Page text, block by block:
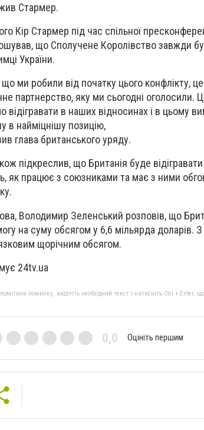
Стармер.
Кір Стармер під час спільної
що Сполучене Королівство завжди
України.
ми робили від початку цього конфлікту,
партнерство, яку ми сьогодні оголосили.
відігравати в наших відносинах і в цьому
в найміцнішу позицію,
глава британського уряду.
підкреслив, що Британія буде
як працює з союзниками та має з ними
Володимир Зеленський розповів, що
на суму обсягом у 6,6 мільярда доларів.
щорічним обсягом.
24tv.uа
помилку, виділіть необхідний текст і натисніть Ctrl + Enter,
0,0 Оцініть першим